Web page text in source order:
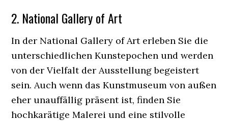
2. National Gallery of Art
In der National Gallery of Art erleben Sie die
unterschiedlichen Kunstepochen und werden
von der Vielfalt der Ausstellung begeistert
sein. Auch wenn das Kunstmuseum von außen
eher unauffällig präsent ist, finden Sie
hochkarätige Malerei und eine stilvolle